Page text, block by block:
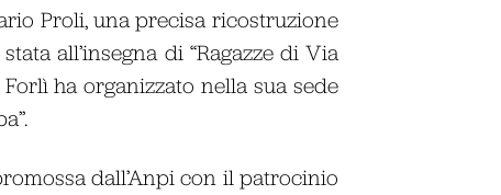
Proli, una precisa ricostruzione
all’insegna di “Ragazze di Via
ha organizzato nella sua sede
dall’Anpi con il patrocinio